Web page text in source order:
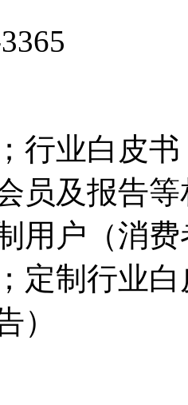
行业白皮
员及报告
用户（消
定制行业
）